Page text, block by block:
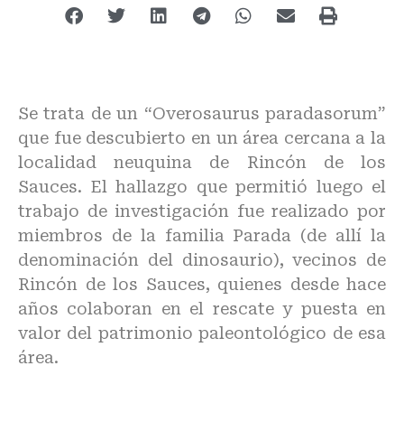
Se trata de un “Overosaurus paradasorum”
que fue descubierto en un área cercana a la
localidad neuquina de Rincón de los
Sauces. El hallazgo que permitió luego el
trabajo de investigación fue realizado por
miembros de la familia Parada (de allí la
denominación del dinosaurio), vecinos de
Rincón de los Sauces, quienes desde hace
años colaboran en el rescate y puesta en
valor del patrimonio paleontológico de esa
área.